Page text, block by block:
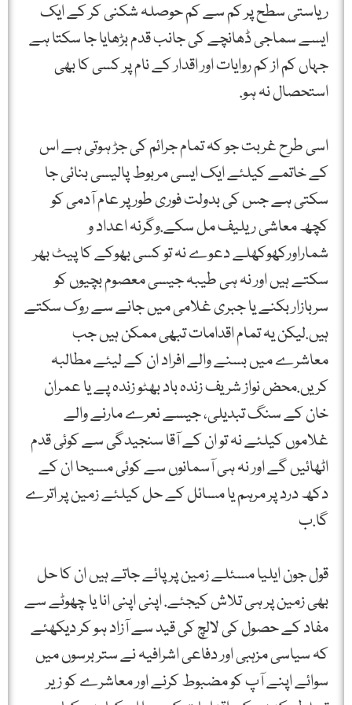
ریاستی سطح پر کم سے کم حوصلہ شکنی کر کے ایک
ایسے سماجی ڈھانچے کی جانب قدم بڑھایا جا سکتا ہے
جہاں کم از کم روایات اور اقدار کے نام پر کسی کا بھی
استحصال نہ ہو.
اسی طرح غربت جو کہ تمام جرائم کی جڑ ہوتی ہے اس
کے خاتمے کیلئے ایک ایسی مربوط پالیسی بنائی جا
سکتی ہے جس کی بدولت فوری طور پر عام آدمی کو
کچھ معاشی ریلیف مل سکے.وگرنہ اعداد و
شماراورکھوکھلے دعوے نہ تو کسی بھوکے کا پیٹ بھر
سکتے ہیں اور نہ ہی طیبہ جیسی معصوم بچیوں کو
سربازار بکنے یا جبری غلامی میں جانے سے روک سکتے
ہیں.لیکن یہ تمام اقدامات تبھی ممکن ہیں جب
معاشرے میں بسنے والے افراد ان کے لیئے مطالبہ
کریں.محض نواز شریف زندہ باد بھٹو زندہ پے یا عمران
خان کے سنگ تبدیلی، جیسے نعرے مارنے والے
غلاموں کیلئے نہ تو ان کے آقا سنجیدگی سے کوئی قدم
اٹھائیں گے اور نہ ہی آسمانوں سے کوئی مسیحا ان کے
دکھ درد پر مرہم یا مسائل کے حل کیلئے زمین پر اترے
گا.ب
قول جون ایلیا مسئلے زمین پر پائے جاتے ہیں ان کا حل
بھی زمین پر ہی تلاش کیجئے. اپنی اپنی انا یا چھوٹے سے
مفاد کے حصول کی لالچ کی قید سے آزاد ہو کر دیکھئے
کہ سیاسی مزہبی اور دفاعی اشرافیہ نے ستر برسوں میں
سوائے اپنے آپ کو مضبوط کرنے اور معاشرے کو زیر